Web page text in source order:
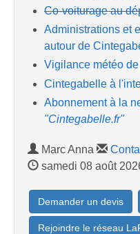
Co-voiturage au
Administrations et
autour de
Vigilance météo
Cintegabelle à
Abonnement à la
"Cintegabelle.fr"
Marc Anna
samedi 08 août
Demander un devis
Rejoindre le réseau